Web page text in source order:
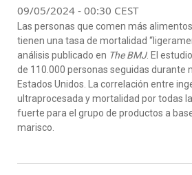
09/05/2024 - 00:30 CEST
Las personas que comen más
tienen una tasa de mortalidad
análisis publicado en The BMJ. El
de 110.000 personas seguidas durante
Estados Unidos. La correlación entre
ultraprocesada y mortalidad por todas
fuerte para el grupo de productos a
marisco.